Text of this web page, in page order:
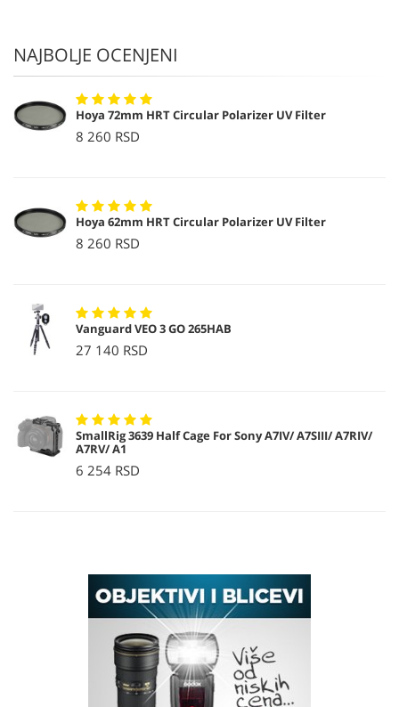
NAJBOLJE OCENJENI
Hoya 72mm HRT Circular Polarizer UV Filter
8 260 RSD
Hoya 62mm HRT Circular Polarizer UV Filter
8 260 RSD
Vanguard VEO 3 GO 265HAB
27 140 RSD
SmallRig 3639 Half Cage For Sony A7IV/ A7SIII/ A7RIV/
A7RV/ A1
6 254 RSD